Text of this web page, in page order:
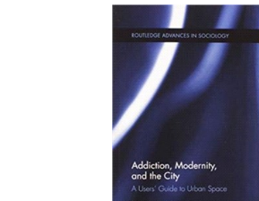
獎 臺灣漫遊錄
登輝時代 、
偉大的迷走神